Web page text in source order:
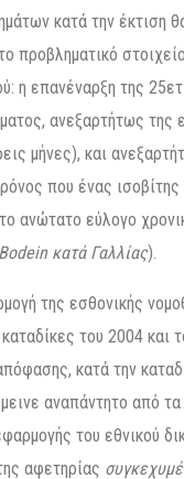
κατά την έκτιση
προβληματικό
η επανέναρξη της
ανεξαρτήτως της
μήνες), και
που ένας ισοβίτης
ανώτατο εύλογο
Bodein κατά Γαλλίας).
της εσθονικής
του 2004 και
κατά την
αναπάντητο από
του εθνικού
αφετηρίας